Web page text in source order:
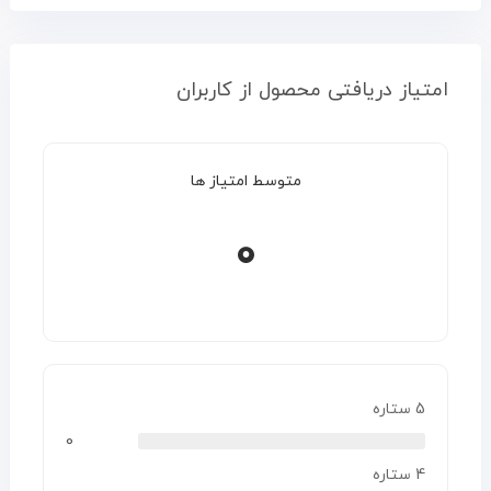
امتیاز دریافتی محصول از کاربران
متوسط امتیاز ها
0
5 ستاره
0
4 ستاره